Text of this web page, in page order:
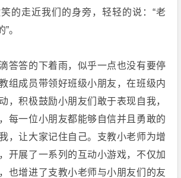
的走近我们的身旁，轻轻的说：“老
。
答的下着雨，似乎一点也没有要停
组成员带领好班级小朋友，在班级内
，积极鼓励小朋友们敢于表现自我，
每一位小朋友都能够自信并且勇敢的
，让大家记住自己。支教小老师为增
开展了一系列的互动小游戏，不仅加
也增进了支教小老师与小朋友们的友